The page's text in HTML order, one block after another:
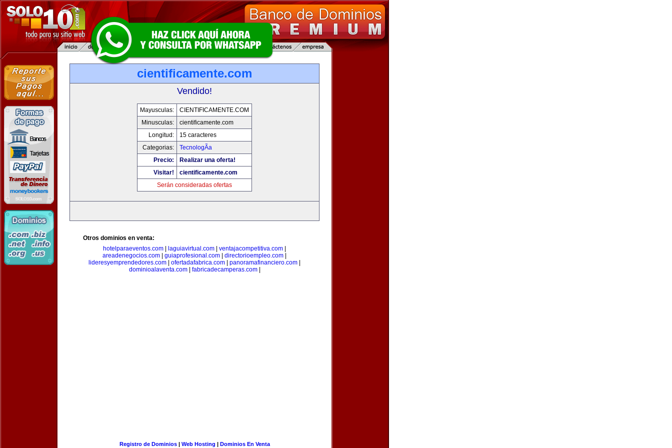
cientificamente.com
Vendido!
Mayusculas:
CIENTIFICAMENTE.COM
Minusculas:
cientificamente.com
Longitud:
15 caracteres
Categorias:
TecnologÃ­a
Precio:
Realizar una oferta!
Visitar!
cientificamente.com
Serán consideradas ofertas
Otros dominios en venta:
hotelparaeventos.com
laguiavirtual.com ventajacompetitiva.com
areadenegocios.com
guiaprofesional.com directorioempleo.com
lideresyemprendedores.com
ofertadafabrica.com panoramafinanciero.com
dominioalaventa.com| fabricadecamperas.com|
Registro de Dominios| Web Hosting | Dominios En Venta